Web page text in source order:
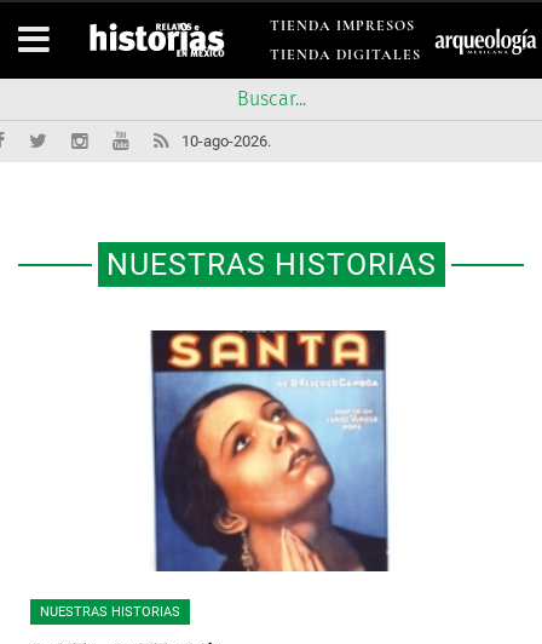
TIENDA IMPRESOS
TIENDA DIGITALES
10-ago-2026.
NUESTRAS HISTORIAS
NUESTRAS HISTORIAS